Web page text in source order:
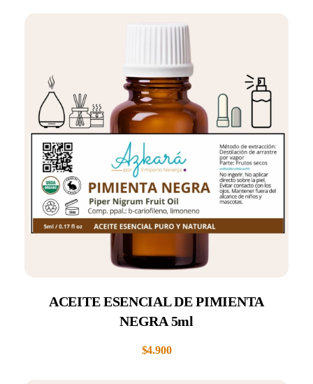
ACEITE ESENCIAL DE PIMIENTA
NEGRA 5ml
$4.900